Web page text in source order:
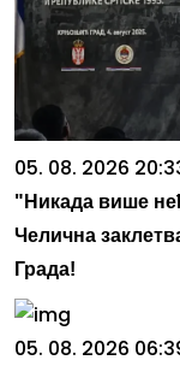
05. 08. 2026
"Никада више
Челична
Града!
05. 08. 2026